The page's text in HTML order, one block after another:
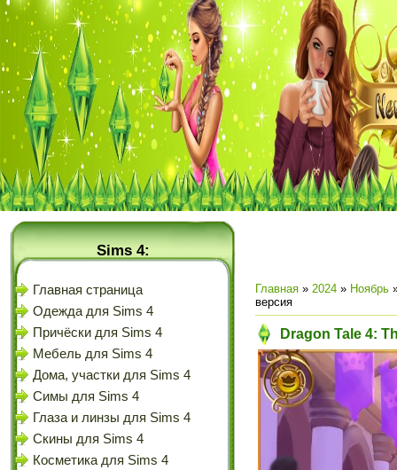
Sims 4:
Главная страница
Одежда для Sims 4
Причёски для Sims 4
Мебель для Sims 4
Дома, участки для Sims 4
Симы для Sims 4
Глаза и линзы для Sims 4
Скины для Sims 4
Косметика для Sims 4
Главная » 2024 » Ноябрь
версия
Dragon Tale 4: